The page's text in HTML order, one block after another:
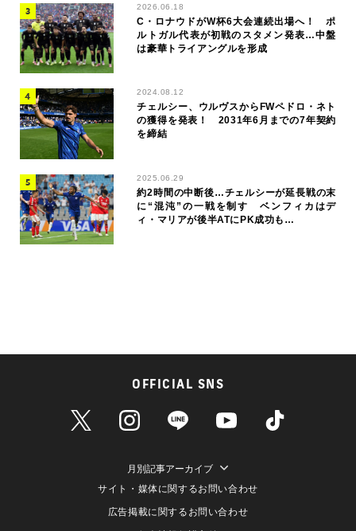
2026.06.18
C・ロナウドがW杯6大会連続出場へ！ ポ
ルトガル代表が初戦のスタメン発表…中盤
は豪華トライアングルを形成
2024.08.12
チェルシー、ウルヴスからFWペドロ・ネト
の獲得を発表！ 2031年6月までの7年契約
を締結
2025.06.29
約2時間の中断後…チェルシーが延長戦の末
に“混沌”の一戦を制す ベンフィカはデ
ィ・マリアが後半ATにPK成功も…
OFFICIAL SNS
月別記事アーカイブ
サイト・媒体に関するお問い合わせ
広告掲載に関するお問い合わせ